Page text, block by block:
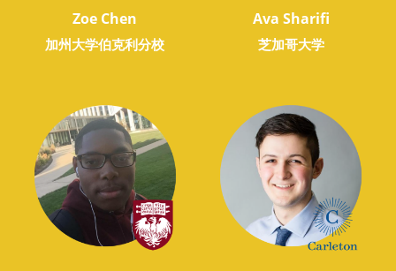
Zoe Chen
加州大学伯克利分校
Ava Sharifi
芝加哥大学